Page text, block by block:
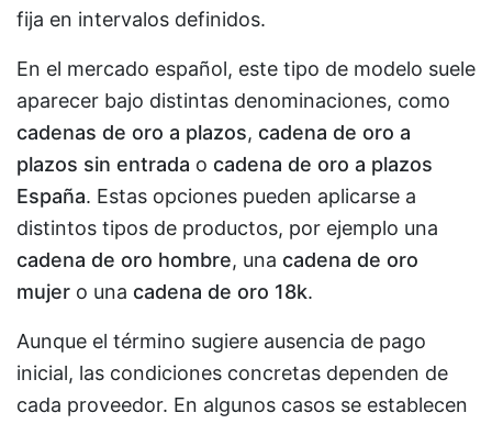
fija en intervalos definidos.
En el mercado español, este tipo de modelo suele
aparecer bajo distintas denominaciones, como
cadenas de oro a plazos, cadena de oro a
plazos sin entrada o cadena de oro a plazos
España. Estas opciones pueden aplicarse a
distintos tipos de productos, por ejemplo una
cadena de oro hombre, una cadena de oro
mujer o una cadena de oro 18k.
Aunque el término sugiere ausencia de pago
inicial, las condiciones concretas dependen de
cada proveedor. En algunos casos se establecen